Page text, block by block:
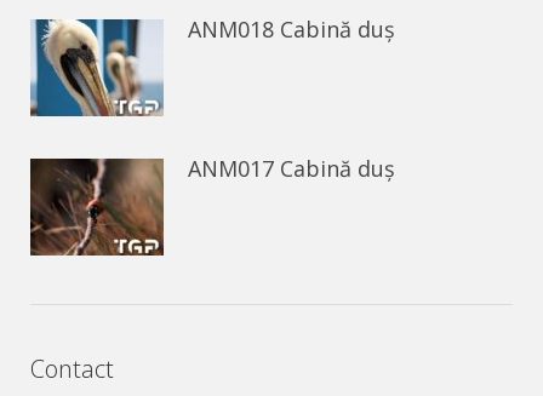
ANM018 Cabină duș
ANM017 Cabină duș
Contact